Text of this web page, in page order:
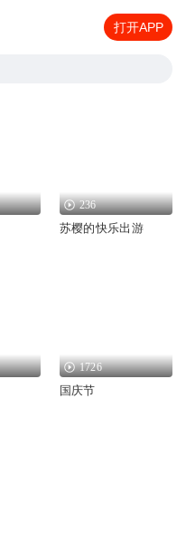
打开APP
236
苏樱的快乐出游
1726
国庆节